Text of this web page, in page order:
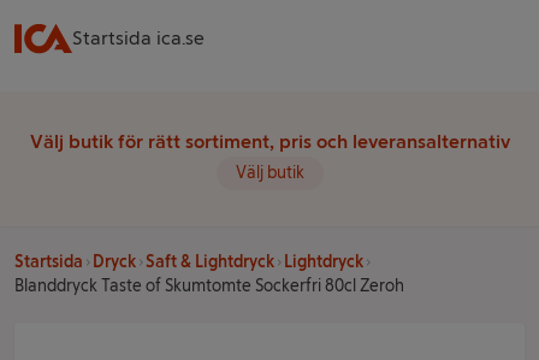
Startsida ica.se
Välj butik för rätt sortiment, pris och leveransalternativ
Välj butik
Startsida Dryck Saft & Lightdryck
Lightdryck
Blanddryck Taste of Skumtomte Sockerfri 80cl Zeroh